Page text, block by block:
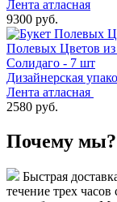
Лента атласная
9300 руб.
Полевых Цветов
Солидаго - 7 шт
Дизайнерская
Лента атласная
2580 руб.
Почему мы?
Быстрая
течение трех